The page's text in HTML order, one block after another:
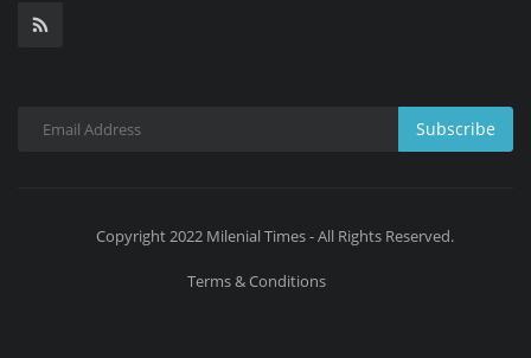
Subscribe
Copyright 2022 Milenial Times - All Rights Reserved.
Terms & Conditions